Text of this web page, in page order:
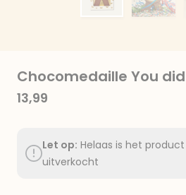
Chocomedaille You
13,99
Let op: Helaas is het
uitverkocht